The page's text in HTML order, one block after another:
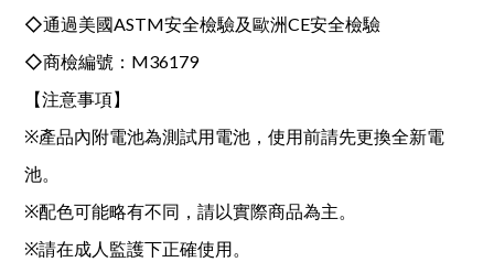
◇通過美國ASTM安全檢驗及歐洲CE安全檢驗
◇商檢編號：M36179
【注意事項】
※產品內附電池為測試用電池，使用前請先更換全新電
池。
※配色可能略有不同，請以實際商品為主。
※請在成人監護下正確使用。